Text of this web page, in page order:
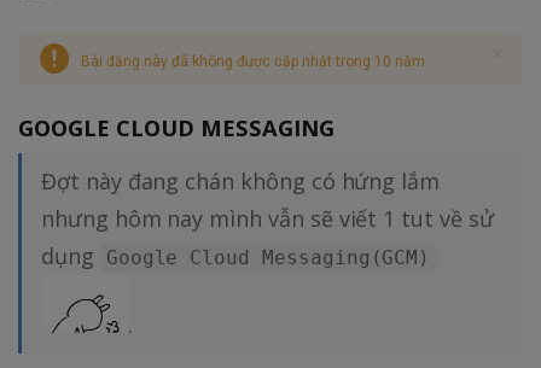
Bài đăng này đã không được cập nhật trong 10 năm
GOOGLE CLOUD MESSAGING
Đợt này đang chán không có hứng lắm
nhưng hôm nay mình vẫn sẽ viết 1 tut về sử
dụng
Google Cloud Messaging(GCM)
.